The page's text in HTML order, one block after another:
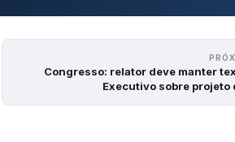
Congresso: relator deve manter
Executivo sobre projeto